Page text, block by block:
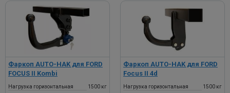
Фаркоп AUTO-HAK для FORD
FOCUS II Kombi
Нагрузка горизонтальная
1500 кг
Фаркоп AUTO-HAK для FORD
Focus II 4d
Нагрузка горизонтальная
1500 кг